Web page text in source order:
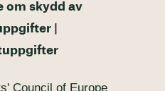
om skydd av
Council of Europe